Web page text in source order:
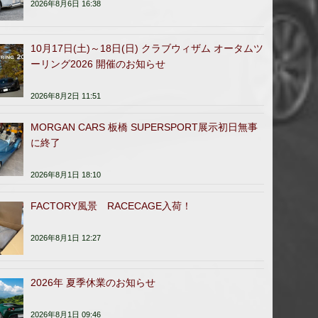
2026年8月6日 16:38
10月17日(土)～18日(日) クラブウィザム オータムツ
ーリング2026 開催のお知らせ
2026年8月2日 11:51
MORGAN CARS 板橋 SUPERSPORT展示初日無事
に終了
2026年8月1日 18:10
FACTORY風景 RACECAGE入荷！
2026年8月1日 12:27
2026年 夏季休業のお知らせ
2026年8月1日 09:46